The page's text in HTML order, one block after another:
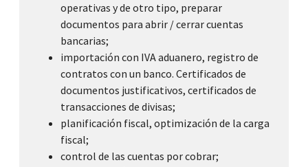
operativas y de otro tipo, preparar
documentos para abrir / cerrar cuentas
bancarias;
importación con IVA aduanero, registro de
contratos con un banco. Certificados de
documentos justificativos, certificados de
transacciones de divisas;
planificación fiscal, optimización de la carga
fiscal;
control de las cuentas por cobrar;